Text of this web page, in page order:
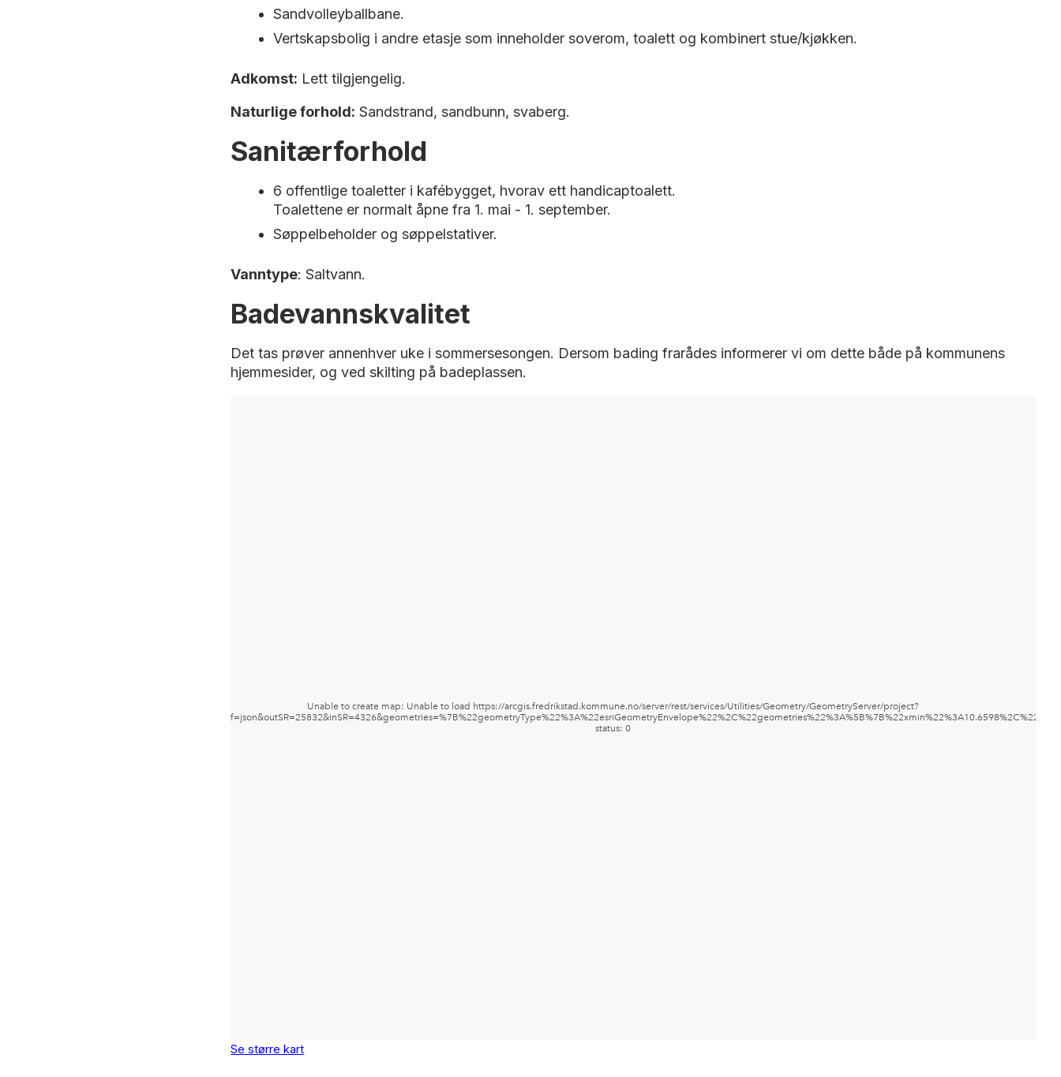
Sandvolleyballbane.
Vertskapsbolig i andre etasje som inneholder soverom, toalett og kombinert stue/kjøkken.
Adkomst: Lett tilgjengelig.
Naturlige forhold: Sandstrand, sandbunn, svaberg.
Sanitærforhold
6 offentlige toaletter i kafébygget, hvorav ett handicaptoalett.
Toalettene er normalt åpne fra 1. mai - 1. september.
Søppelbeholder og søppelstativer.
Vanntype: Saltvann.
Badevannskvalitet
Det tas prøver annenhver uke i sommersesongen. Dersom bading frarådes informerer vi om dette både på kommunens
hjemmesider, og ved skilting på badeplassen.
Se større kart